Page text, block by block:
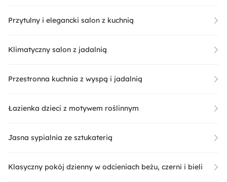
Przytulny i elegancki salon z kuchnią
Klimatyczny salon z jadalnią
Przestronna kuchnia z wyspą i jadalnią
Łazienka dzieci z motywem roślinnym
Jasna sypialnia ze sztukaterią
Klasyczny pokój dzienny w odcieniach beżu, czerni i bieli